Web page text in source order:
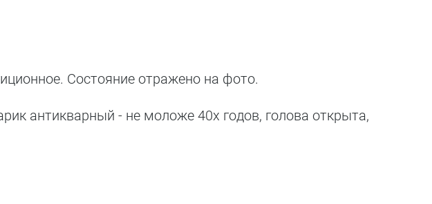
Состояние отражено на фото.
антикварный - не моложе 40х годов, голова открыта,